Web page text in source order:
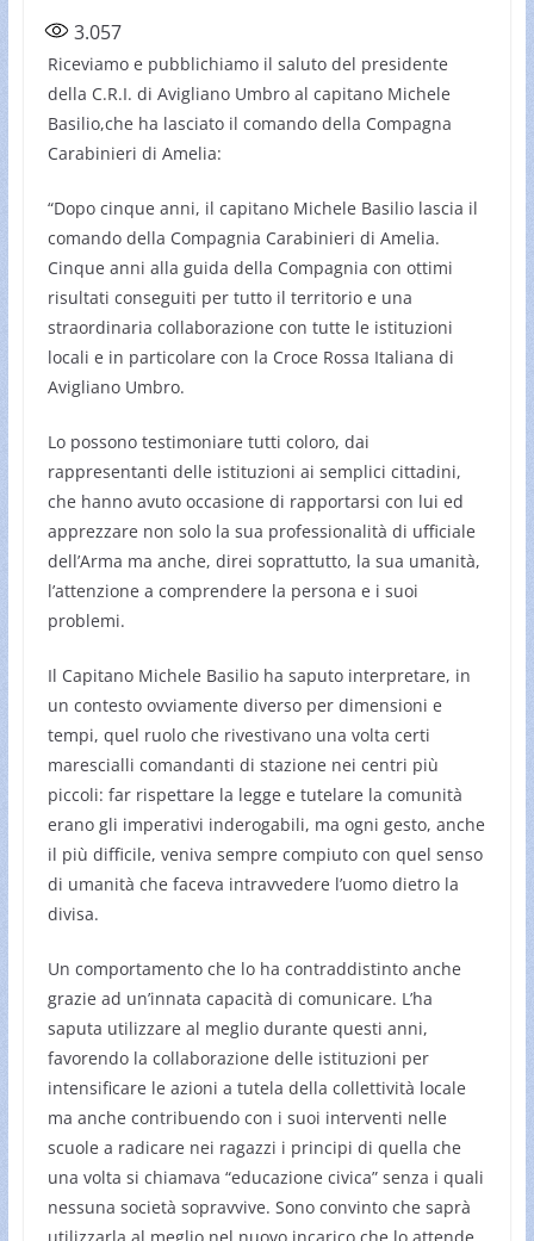
3.057
Riceviamo e pubblichiamo il saluto del presidente
della C.R.I. di Avigliano Umbro al capitano Michele
Basilio,che ha lasciato il comando della Compagna
Carabinieri di Amelia:
“Dopo cinque anni, il capitano Michele Basilio lascia il
comando della Compagnia Carabinieri di Amelia.
Cinque anni alla guida della Compagnia con ottimi
risultati conseguiti per tutto il territorio e una
straordinaria collaborazione con tutte le istituzioni
locali e in particolare con la Croce Rossa Italiana di
Avigliano Umbro.
Lo possono testimoniare tutti coloro, dai
rappresentanti delle istituzioni ai semplici cittadini,
che hanno avuto occasione di rapportarsi con lui ed
apprezzare non solo la sua professionalità di ufficiale
dell’Arma ma anche, direi soprattutto, la sua umanità,
l’attenzione a comprendere la persona e i suoi
problemi.
Il Capitano Michele Basilio ha saputo interpretare, in
un contesto ovviamente diverso per dimensioni e
tempi, quel ruolo che rivestivano una volta certi
marescialli comandanti di stazione nei centri più
piccoli: far rispettare la legge e tutelare la comunità
erano gli imperativi inderogabili, ma ogni gesto, anche
il più difficile, veniva sempre compiuto con quel senso
di umanità che faceva intravvedere l’uomo dietro la
divisa.
Un comportamento che lo ha contraddistinto anche
grazie ad un’innata capacità di comunicare. L’ha
saputa utilizzare al meglio durante questi anni,
favorendo la collaborazione delle istituzioni per
intensificare le azioni a tutela della collettività locale
ma anche contribuendo con i suoi interventi nelle
scuole a radicare nei ragazzi i principi di quella che
una volta si chiamava “educazione civica” senza i quali
nessuna società sopravvive. Sono convinto che saprà
utilizzarla al meglio nel nuovo incarico che lo attende.